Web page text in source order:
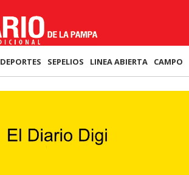
DEPORTES SEPELIOS LINEA ABIERTA CAMPO